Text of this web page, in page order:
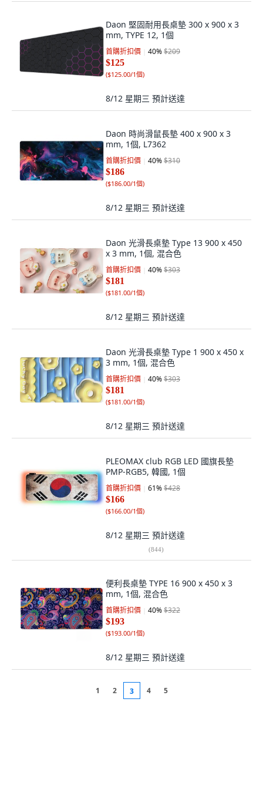
Daon 堅固耐用長桌墊 300 x 900 x 3
mm, TYPE 12, 1個
首購折扣價 40%$209
$125
($125.00/1個)
8/12 星期三 預計送達
Daon 時尚滑鼠長墊 400 x 900 x 3
mm, 1個, L7362
首購折扣價 40%$310
$186
($186.00/1個)
8/12 星期三 預計送達
Daon 光滑長桌墊 Type 13 900 x 450
x 3 mm, 1個, 混合色
首購折扣價 40%$303
$181
($181.00/1個)
8/12 星期三 預計送達
Daon 光滑長桌墊 Type 1 900 x 450 x
3 mm, 1個, 混合色
首購折扣價 40%$303
$181
($181.00/1個)
8/12 星期三 預計送達
PLEOMAX club RGB LED 國旗長墊
PMP-RGB5, 韓國, 1個
首購折扣價 61%$428
$166
($166.00/1個)
8/12 星期三 預計送達
(844)
便利長桌墊 TYPE 16 900 x 450 x 3
mm, 1個, 混合色
首購折扣價 40%$322
$193
($193.00/1個)
8/12 星期三 預計送達
1 2 3 4 5